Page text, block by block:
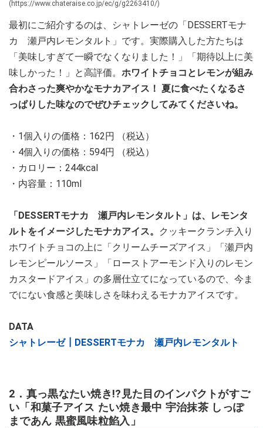
(https://www.chateraise.co.jp/ec/g/g2263410/)
最初にご紹介するのは、シャトレーゼの「DESSERTモナ
カ 瀬戸内レモンタルト」です。実際購入した方たちは
「美味しすぎて一瞬でなくなりました！」「期待以上に美
味しかった！」と高評価。 ホワイトチョコとレモンが組み
合わさった爽やかなモナカアイス！ 夏に食べたくなるさ
っぱりした味なのでぜひチェックしてみてくださいね。
・1個入りの価格：162円 （税込）
・4個入りの価格：594円 （税込）
・カロリー：244kcal
・内容量：110ml
「DESSERTモナカ 瀬戸内レモンタルト」は、レモンタ
ルトをイメージしたモナカアイス。
クッキークランチ入り
ホワイトチョコの上に「クリームチーズアイス」「瀬戸内
レモンピールソース」「ローストアーモンド入りのレモン
カスタードアイス」の多層仕立てになっているので、今ま
でにない食感と美味しさを味わえるモナカアイスです。
DATA
シャトレーゼ┃DESSERTモナカ 瀬戸内レモンタルト
2．真っ黒なたい焼き!?見た目のインパクトがすご
い「和菓子アイス たい焼き最中 宇治抹茶 しっぽ
まであん 黒蜜風味粒餡入」